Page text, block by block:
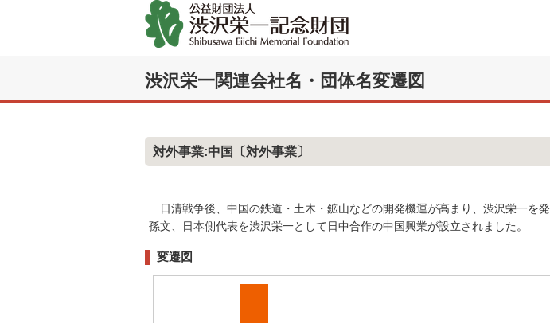
渋沢栄一関連会社名・団体名変遷図
対外事業:中国 〔対外事業〕
日清戦争後、中国の鉄道・土木・鉱山などの開発機運が高まり、渋沢栄一
孫文、日本側代表を渋沢栄一として日中合作の中国興業が設立されました。
変遷図